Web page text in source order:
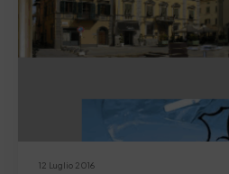
12 Luglio 2016